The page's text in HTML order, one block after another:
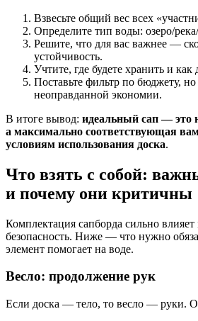
Взвесьте общий вес всех
Определите тип воды: озеро/
Решите, что для вас важнее —
устойчивость.
Учтите, где будете хранить и как
Поставьте фильтр по бюджету, но
неоправданной экономии.
В итоге вывод: идеальный сап — это
а максимально соответствующая
условиям использования доска.
Что взять с собой:
и почему они критичны
Комплектация сапборда сильно влияет
безопасность. Ниже — что нужно
элемент помогает на воде.
Весло: продолжение рук
Если доска — тело, то весло — руки.